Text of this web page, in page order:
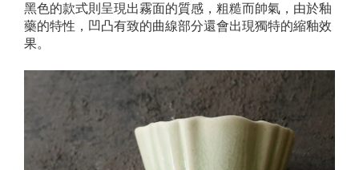
黑色的款式則呈現出霧面的質感，粗糙而帥氣，由於釉
藥的特性，凹凸有致的曲線部分還會出現獨特的縮釉效
果。